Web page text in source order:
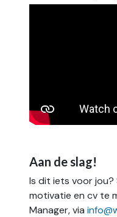
Aan de slag!
Is dit iets voor
motivatie en cv te
Manager, via